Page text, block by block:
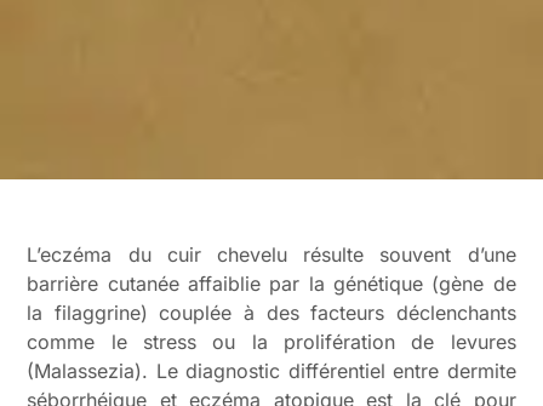
L’eczéma du cuir chevelu résulte souvent d’une
barrière cutanée affaiblie par la génétique (gène de
la filaggrine) couplée à des facteurs déclenchants
comme le stress ou la prolifération de levures
(Malassezia). Le diagnostic différentiel entre dermite
séborrhéique et eczéma atopique est la clé pour